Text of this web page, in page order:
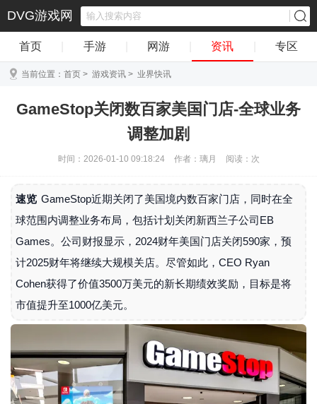
DVG游戏网
首页 手游 网游 资讯 专区
当前位置： 首页 > 游戏资讯 > 业界快讯
GameStop关闭数百家美国门店-全球业务
调整加剧
时间：2026-01-10 09:18:24 作者：璃月 阅读： 次
速览 GameStop近期关闭了美国境内数百家门店，同时在全
球范围内调整业务布局，包括计划关闭新西兰子公司EB
Games。公司财报显示，2024财年美国门店关闭590家，预
计2025财年将继续大规模关店。尽管如此，CEO Ryan
Cohen获得了价值3500万美元的新长期绩效奖励，目标是将
市值提升至1000亿美元。